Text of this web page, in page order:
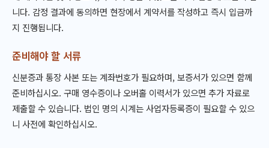
니다. 감정 결과에 동의하면 현장에서 계약서를 작성하고 즉시 입금까
지 진행됩니다.
준비해야 할 서류
신분증과 통장 사본 또는 계좌번호가 필요하며, 보증서가 있으면 함께
준비하십시오. 구매 영수증이나 오버홀 이력서가 있으면 추가 자료로
제출할 수 있습니다. 법인 명의 시계는 사업자등록증이 필요할 수 있으
니 사전에 확인하십시오.